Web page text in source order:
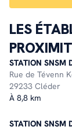
LES
STATION SNSM
Rue de Tévenn
29233 Cléder
À 8,8 km
STATION SNSM